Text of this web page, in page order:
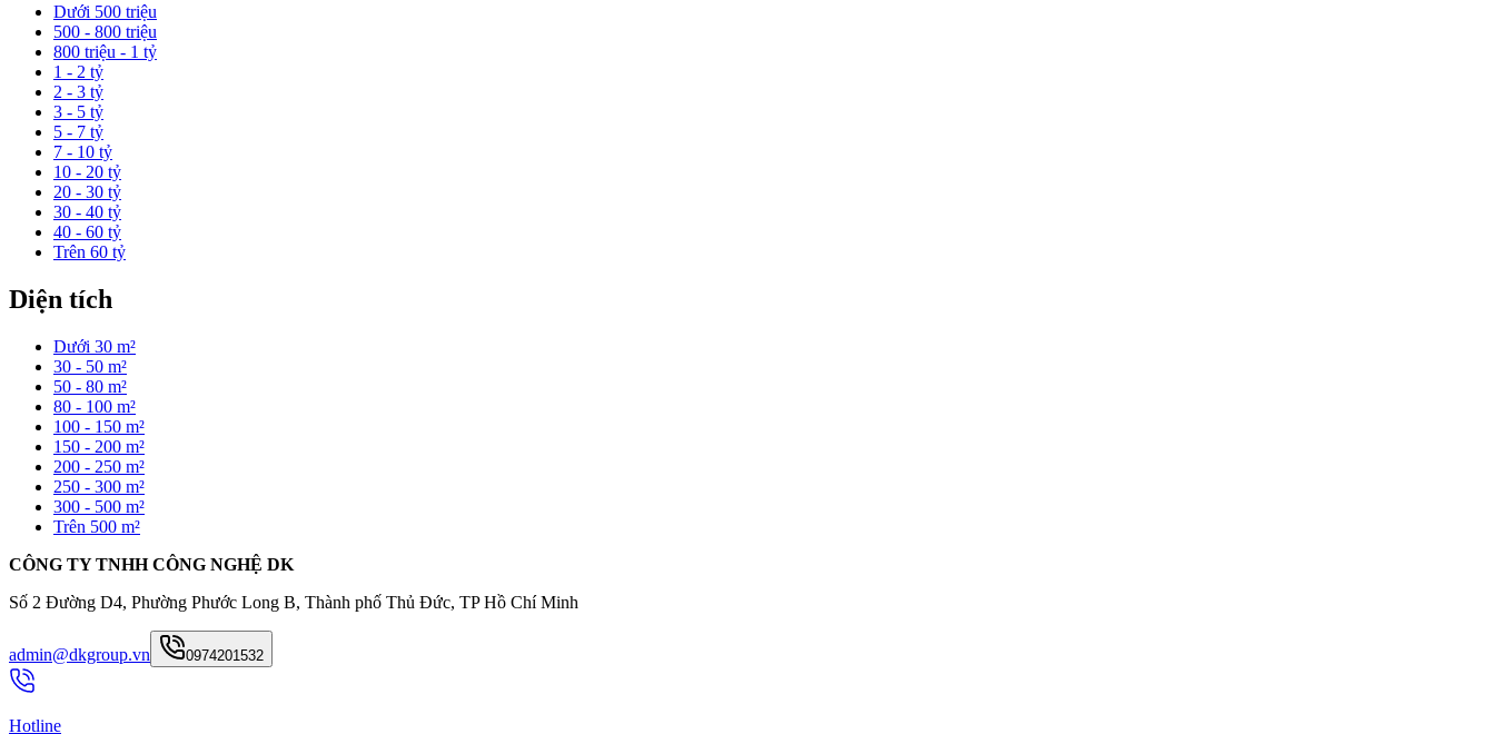
Dưới 500 triệu
500 - 800 triệu
800 triệu - 1 tỷ
1 - 2 tỷ
2 - 3 tỷ
3 - 5 tỷ
5 - 7 tỷ
7 - 10 tỷ
10 - 20 tỷ
20 - 30 tỷ
30 - 40 tỷ
40 - 60 tỷ
Trên 60 tỷ
Diện tích
Dưới 30 m²
30 - 50 m²
50 - 80 m²
80 - 100 m²
100 - 150 m²
150 - 200 m²
200 - 250 m²
250 - 300 m²
300 - 500 m²
Trên 500 m²
CÔNG TY TNHH CÔNG NGHỆ DK
Số 2 Đường D4, Phường Phước Long B, Thành phố Thủ Đức, TP Hồ Chí Minh
admin@dkgroup.vn 0974201532
Hotline